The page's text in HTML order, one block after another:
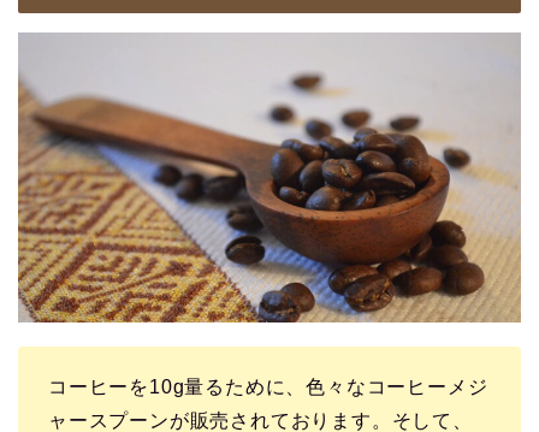
コーヒーを10g量るために、色々なコーヒーメジ
ャースプーンが販売されております。そして、